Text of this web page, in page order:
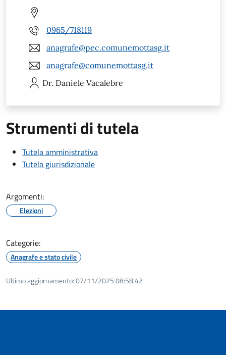
0965/718119
anagrafe@pec.comunemottasg.it
anagrafe@comunemottasg.it
Dr. Daniele Vacalebre
Strumenti di tutela
Tutela amministrativa
Tutela giurisdizionale
Argomenti:
Elezioni
Categorie:
Anagrafe e stato civile
Ultimo aggiornamento:07/11/2025 08:58.42